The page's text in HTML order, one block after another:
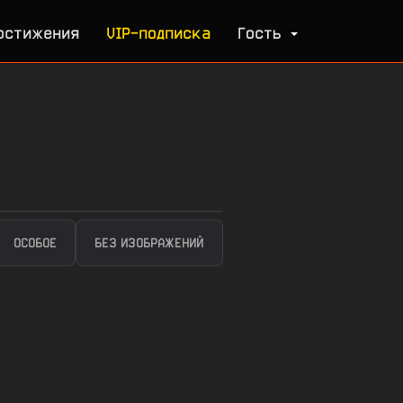
VIP-подписка Гость
ОСОБОЕ БЕЗ ИЗОБРАЖЕНИЙ